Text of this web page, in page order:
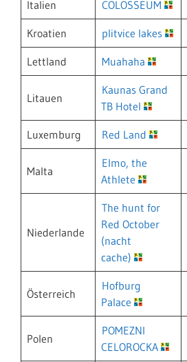
Italien COLOSSEUM
Kroatien plitvice lakes
Lettland Muahaha
Litauen
Kaunas Grand
TB Hotel
Luxemburg Red Land
Malta
Elmo, the
Athlete
Niederlande
The hunt for
Red October
(nacht
cache)
Österreich
Hofburg
Palace
Polen
POMEZNI
CELOROCKA